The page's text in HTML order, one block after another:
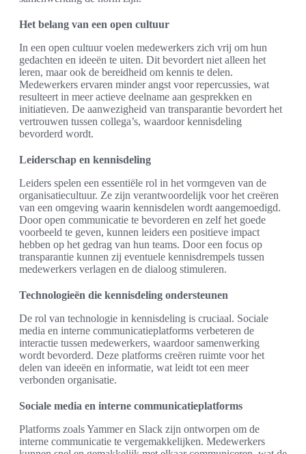
Het belang van een open cultuur
In een open cultuur voelen medewerkers zich vrij om hun
gedachten en ideeën te uiten. Dit bevordert niet alleen het
leren, maar ook de bereidheid om kennis te delen.
Medewerkers ervaren minder angst voor repercussies, wat
resulteert in meer actieve deelname aan gesprekken en
initiatieven. De aanwezigheid van transparantie bevordert het
vertrouwen tussen collega’s, waardoor kennisdeling
bevorderd wordt.
Leiderschap en kennisdeling
Leiders spelen een essentiële rol in het vormgeven van de
organisatiecultuur. Ze zijn verantwoordelijk voor het creëren
van een omgeving waarin kennisdelen wordt aangemoedigd.
Door open communicatie te bevorderen en zelf het goede
voorbeeld te geven, kunnen leiders een positieve impact
hebben op het gedrag van hun teams. Door een focus op
transparantie kunnen zij eventuele kennisdrempels tussen
medewerkers verlagen en de dialoog stimuleren.
Technologieën die kennisdeling ondersteunen
De rol van technologie in kennisdeling is cruciaal. Sociale
media en interne communicatieplatforms verbeteren de
interactie tussen medewerkers, waardoor samenwerking
wordt bevorderd. Deze platforms creëren ruimte voor het
delen van ideeën en informatie, wat leidt tot een meer
verbonden organisatie.
Sociale media en interne communicatieplatforms
Platforms zoals Yammer en Slack zijn ontworpen om de
interne communicatie te vergemakkelijken. Medewerkers